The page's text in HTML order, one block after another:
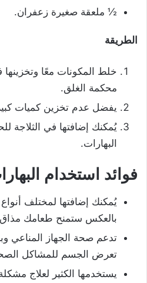
½ ملعقة صغيرة زعفران.
الطريقة
خلط المكونات معًا
محكمة الغلق.
يفضل عدم تخزين كميات
يُمكنك إضافتها في الثلاجة
البهارات.
فوائد استخدام
يُمكنك إضافتها لمختلف
بالعكس ستمنح طعامك
تدعم صحة الجهاز المناعي
تعرض الجسم للمشاكل
يستخدمها الكثير لعلاج